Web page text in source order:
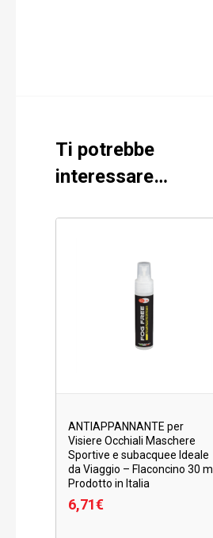
Ti potrebbe
interessare…
ANTIAPPANNANTE per
Visiere Occhiali Maschere
Sportive e subacquee Ideale
da Viaggio – Flaconcino 30 ml
Prodotto in Italia
6,71€